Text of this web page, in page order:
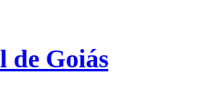
de Goiás